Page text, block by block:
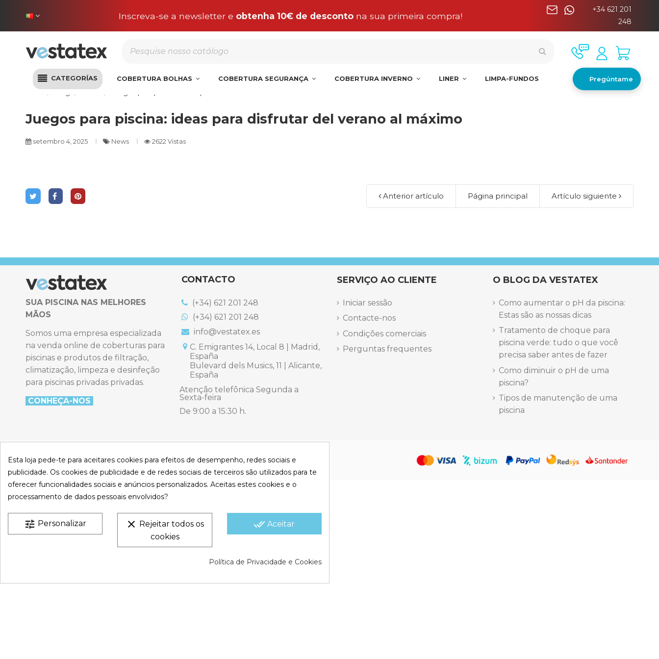
Portes incluídos na sua encomenda de manta, cobertura o liner para a Península
+34 621 201
248
CATEGORÍAS COBERTURA BOLHAS COBERTURA SEGURANÇA COBERTURA INVERNO LINER LIMPA-FUNDOS Pregúntame
Início Blog News
Juegos para piscina: ideas para disfrutar del verano al máximo
setembro 4, 2025 News 2622 Vistas
Anterior artículo Página principal Artículo siguiente
SUA PISCINA NAS MELHORES
MÃOS
Somos uma empresa especializada
na venda online de coberturas para
piscinas e produtos de filtração,
climatização, limpeza e desinfeção
para piscinas privadas privadas.
CONHEÇA-NOS
CONTACTO
(+34) 621 201 248
(+34) 621 201 248
info@vestatex.es
C. Emigrantes 14, Local 8 | Madrid,
España
Bulevard dels Musics, 11 | Alicante,
España
Atenção telefônica Segunda a
Sexta-feira
De 9:00 a 15:30 h.
SERVIÇO AO CLIENTE
Iniciar sessão
Contacte-nos
Condições comerciais
Perguntas frequentes
O BLOG DA VESTATEX
Como aumentar o pH da piscina:
Estas são as nossas dicas
Tratamento de choque para
piscina verde: tudo o que você
precisa saber antes de fazer
Como diminuir o pH de uma
piscina?
Tipos de manutenção de uma
piscina
Privacidade |
Esta loja pede-te para aceitares cookies para efeitos de desempenho, redes sociais e
publicidade. Os cookies de publicidade e de redes sociais de terceiros são utilizados para te
oferecer funcionalidades sociais e anúncios personalizados. Aceitas estes cookies e o
processamento de dados pessoais envolvidos?
done_all Aceitar
clear Rejeitar todos os
cookies
tune Personalizar
Política de Privacidade e Cookies